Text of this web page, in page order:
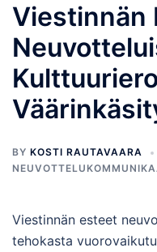
Viestinnän
BY KOSTI RAUTAVAARA
Viestinnän esteet
tehokasta